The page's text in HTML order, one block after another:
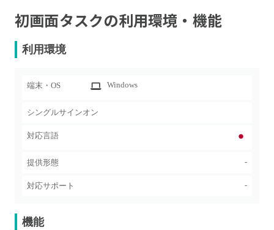
初画面タスクの利用環境・機能
利用環境
端末・OS Windows
シングルサインオン
対応言語
提供形態 -
対応サポート -
機能